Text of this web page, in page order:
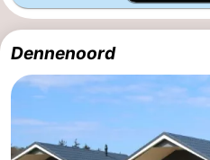
Hoorn
De
Cocksdorp
-
De
Koog
-
Oudeschild
-
Dennenoord